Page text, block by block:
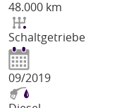
48.000 km
Schaltgetriebe
09/2019